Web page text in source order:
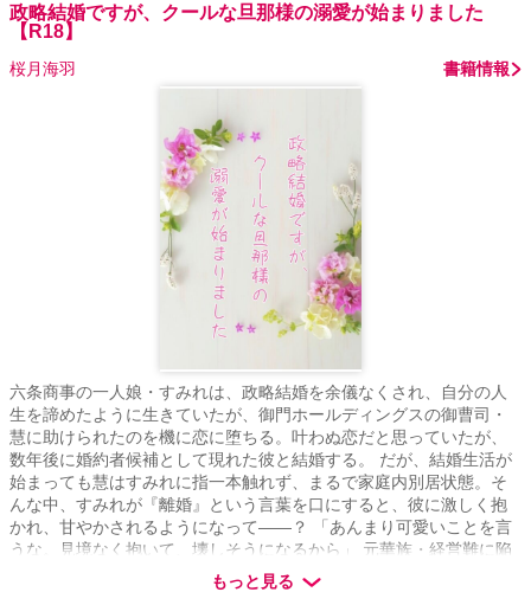
政略結婚ですが、クールな旦那様の溺愛が始まりました
【R18】
桜月海羽 書籍情報
六条商事の一人娘・すみれは、政略結婚を余儀なくされ、自分の人
生を諦めたように生きていたが、御門ホールディングスの御曹司・
慧に助けられたのを機に恋に堕ちる。叶わぬ恋だと思っていたが、
数年後に婚約者候補として現れた彼と結婚する。 だが、結婚生活が
始まっても慧はすみれに指一本触れず、まるで家庭内別居状態。そ
んな中、すみれが『離婚』という言葉を口にすると、彼に激しく抱
かれ、甘やかされるようになって――？ 「あんまり可愛いことを言
うな。見境なく抱いて、壊しそうになるから」 元華族・経営難に陥
っている六条商事の社長令嬢 六条すみれ(24)
Sumire Rokujo × 御門ホールディン
もっと見る